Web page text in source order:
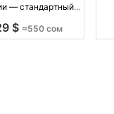
— стандартный
Киргизия
$ ≈550 сом